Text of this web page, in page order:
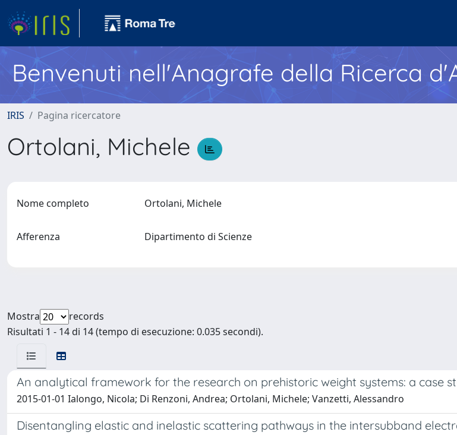
Benvenuti nell'Anagrafe della Ricerca
IRIS Pagina ricercatore
Ortolani, Michele
Nome completo Ortolani, Michele
Afferenza Dipartimento di Scienze
Mostra
records
Risultati 1 - 14 di 14 (tempo di esecuzione: 0.035 secondi).
An analytical framework for the research on prehistoric weight systems: a case
2015-01-01 Ialongo, Nicola; Di Renzoni, Andrea; Ortolani, Michele; Vanzetti, Alessandro
Disentangling elastic and inelastic scattering pathways in the intersubband